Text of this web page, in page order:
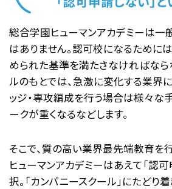
総合学園ヒューマンアカデミーは一
はありません。認可校になるために
められた基準を満たさなければなら
ルのもとでは、急激に変化する業界
ッジ・専攻編成を行う場合は様々な
ークが重くなるなどします。
そこで、質の高い業界最先端教育を
ヒューマンアカデミーはあえて「認
択。「カンパニースクール」にたどり